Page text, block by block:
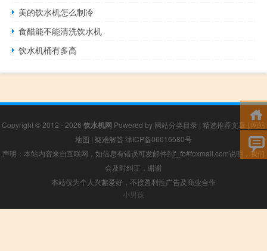
美的饮水机怎么制冷
食醋能不能清洗饮水机
饮水机桶有多高
Copyright © 2012 - 2026 饮水机网 Powered by 网站分类目录 | 精选推荐文章 | 网站
地图 | 疑难解答 津ICP备06016580号
声明：本站内容来自互联网，如信息有错误可发邮件到f_fb#foxmail.com说明，我们
会及时纠正，谢谢
本站仅为个人兴趣爱好，不接盈利性广告及商业合作
小男孩